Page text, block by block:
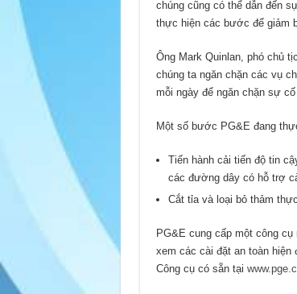
chúng cũng có thể dẫn đến
thực hiện các bước để giảm
Ông Mark Quinlan, phó chủ
chúng ta ngăn chặn các vụ
mỗi ngày để ngăn chặn sự
Một số bước PG&E đang
Tiến hành cải tiến độ tin
các đường dây có hỗ trợ
Cắt tỉa và loại bỏ thảm
PG&E cung cấp một công
xem các cài đặt an toàn hiện
Công cụ có sẵn tại